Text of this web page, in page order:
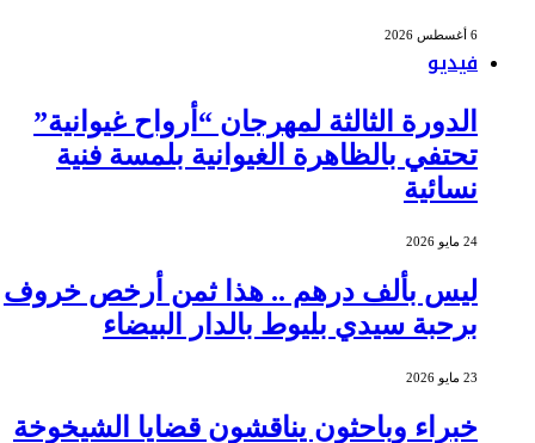
فيديو
الدورة الثالثة لمهرجان “أرواح غيوانية”
تحتفي بالظاهرة الغيوانية بلمسة فنية
نسائية
24 مايو 2026
ليس بألف درهم .. هذا ثمن أرخص خروف
برحبة سيدي بليوط بالدار البيضاء
23 مايو 2026
خبراء وباحثون يناقشون قضايا الشيخوخة